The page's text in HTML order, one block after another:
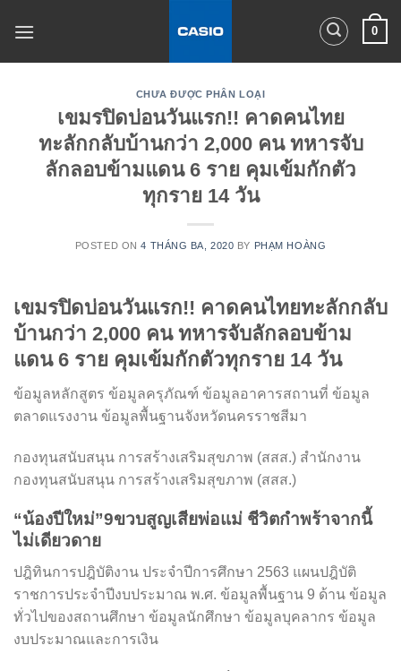
0
CHƯA ĐƯỢC PHÂN LOẠI
เขมรปิดบ่อนวันแรก!! คาดคนไทย
ทะลักกลับบ้านกว่า 2,000 คน ทหารจับ
ลักลอบข้ามแดน 6 ราย คุมเข้มกักตัว
ทุกราย 14 วัน
POSTED ON4 THÁNG BA, 2020 BY PHẠM HOÀNG
เขมรปิดบ่อนวันแรก!! คาดคนไทยทะลักกลับ
บ้านกว่า 2,000 คน ทหารจับลักลอบข้าม
แดน 6 ราย คุมเข้มกักตัวทุกราย 14 วัน
ข้อมูลหลักสูตร ข้อมูลครุภัณฑ์ ข้อมูลอาคารสถานที่ ข้อมูล
ตลาดแรงงาน ข้อมูลพื้นฐานจังหวัดนครราชสีมา
กองทุนสนับสนุน การสร้างเสริมสุขภาพ (สสส.) สำนักงาน
กองทุนสนับสนุน การสร้างเสริมสุขภาพ (สสส.)
“น้องปีใหม่”9ขวบสูญเสียพ่อแม่ ชีวิตกำพร้าจากนี้
ไม่เดียวดาย
ปฎิทินการปฎิบัติงาน ประจำปีการศึกษา 2563 แผนปฎิบัติ
ราชการประจำปีงบประมาณ พ.ศ. ข้อมูลพื้นฐาน 9 ด้าน ข้อมูล
ทั่วไปของสถานศึกษา ข้อมูลนักศึกษา ข้อมูลบุคลากร ข้อมูล
งบประมาณและการเงิน